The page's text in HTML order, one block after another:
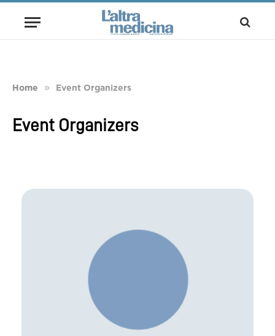
Home » Event Organizers
Event Organizers